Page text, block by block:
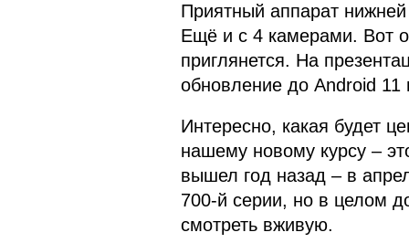
Приятный аппарат
Ещё и с 4 камерами. Вот
приглянется. На
обновление до Android 11
Интересно, какая будет
нашему новому курсу –
вышел год назад – в
700-й серии, но в целом
смотреть вживую.